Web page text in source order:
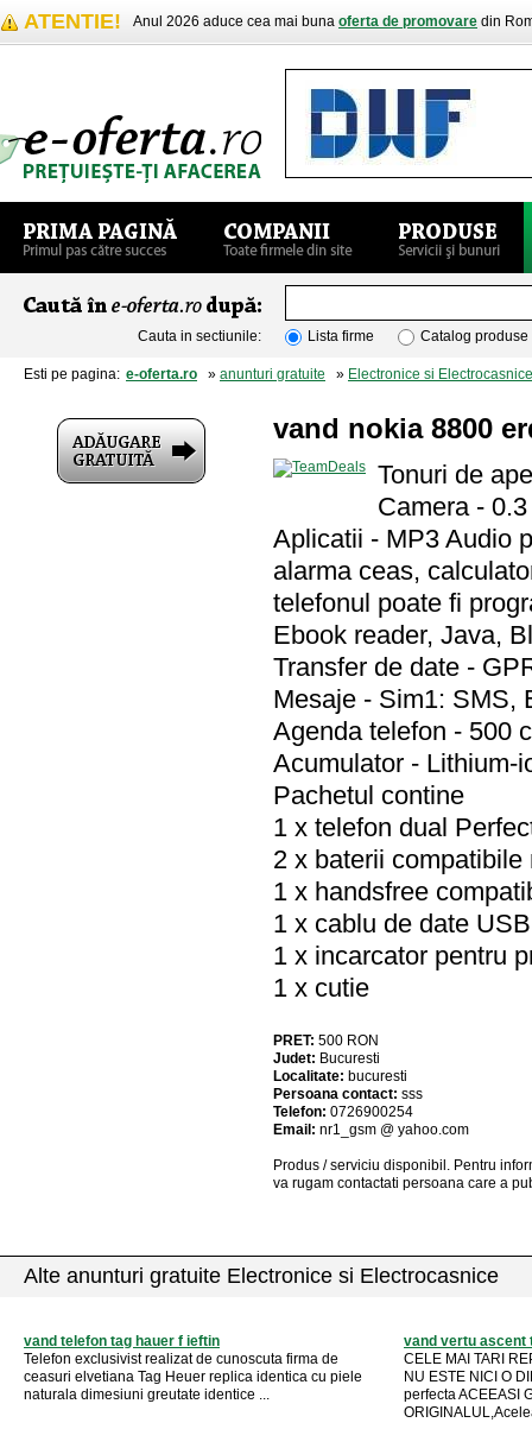
ATENTIE! Anul 2026 aduce cea mai buna oferta de promovare din
Cauta in sectiunile: Lista firme Catalog produse
Esti pe pagina: e-oferta.ro » anunturi gratuite » Electronice si Electrocasnice
vand nokia 8800
Tonuri de
Camera -
Aplicatii - MP3 Audio
alarma ceas,
telefonul poate fi
Ebook reader, Java,
Transfer de date -
Mesaje - Sim1: SMS,
Agenda telefon - 500
Acumulator - Lithium-
Pachetul contine
1 x telefon dual
2 x baterii compatibile
1 x handsfree
1 x cablu de date
1 x incarcator pentru
1 x cutie
PRET: 500 RON
Judet: Bucuresti
Localitate: bucuresti
Persoana contact: sss
Telefon: 0726900254
Email: nr1_gsm @ yahoo.com
Produs / serviciu disponibil . Pentru
va rugam contactati persoana care a
Alte anunturi gratuite Electronice si Electrocasnice
vand telefon tag hauer f ieftin
Telefon exclusivist realizat de cunoscuta firma de
ceasuri elvetiana Tag Heuer replica identica cu piele
naturala dimesiuni greutate identice ...
vand vertu ascent
CELE MAI TARI
NU ESTE NICI O
perfecta ACEEASI